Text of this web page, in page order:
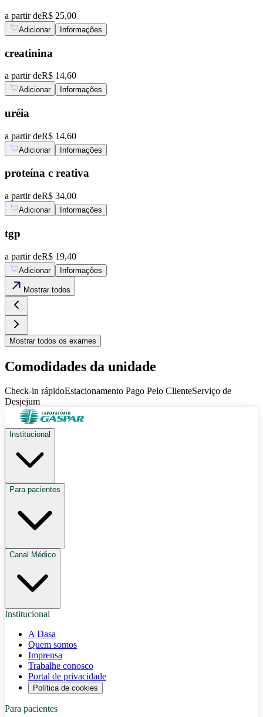
a partir deR$ 25,00
Adicionar Informações
creatinina
a partir deR$ 14,60
Adicionar Informações
uréia
a partir deR$ 14,60
Adicionar Informações
proteína c reativa
a partir deR$ 34,00
Adicionar Informações
tgp
a partir deR$ 19,40
Adicionar Informações
Mostrar todos
Mostrar todos os exames
Comodidades da unidade
Check-in rápidoEstacionamento Pago Pelo ClienteServiço de
Desjejum
Institucional
Para pacientes
Canal Médico
Institucional
A Dasa
Quem somos
Imprensa
Trabalhe conosco
Portal de privacidade
Política de cookies
Para pacientes